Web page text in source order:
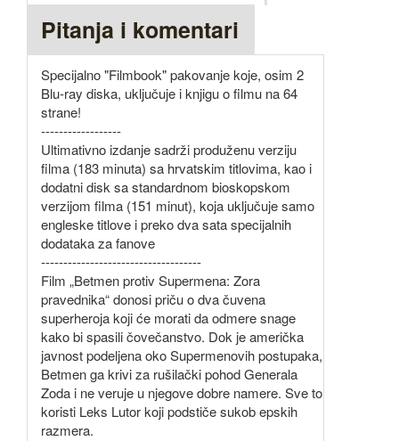
Pitanja i komentari
Specijalno "Filmbook" pakovanje koje, osim 2
Blu-ray diska, uključuje i knjigu o filmu na 64
strane!
------------------
Ultimativno izdanje sadrži produženu verziju
filma (183 minuta) sa hrvatskim titlovima, kao i
dodatni disk sa standardnom bioskopskom
verzijom filma (151 minut), koja uključuje samo
engleske titlove i preko dva sata specijalnih
dodataka za fanove
------------------------------------
Film „Betmen protiv Supermena: Zora
pravednika“ donosi priču o dva čuvena
superheroja koji će morati da odmere snage
kako bi spasili čovečanstvo. Dok je američka
javnost podeljena oko Supermenovih postupaka,
Betmen ga krivi za rušilački pohod Generala
Zoda i ne veruje u njegove dobre namere. Sve to
koristi Leks Lutor koji podstiče sukob epskih
razmera.